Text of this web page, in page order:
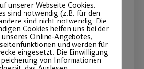
unserer Webseite Cookies.
sind notwendig (z.B. für den
sind nicht notwendig. Die
Cookies helfen uns bei der
Online-Angebotes,
und werden für
eingesetzt. Die Einwilligung
von Informationen